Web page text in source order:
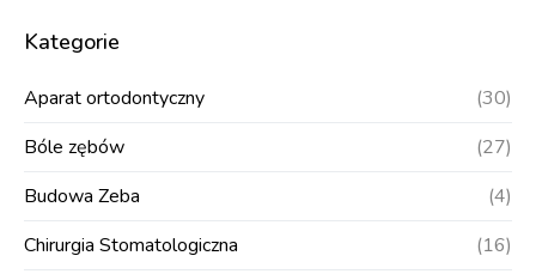
Kategorie
Aparat ortodontyczny
(30)
Bóle zębów
(27)
Budowa Zeba
(4)
Chirurgia Stomatologiczna
(16)